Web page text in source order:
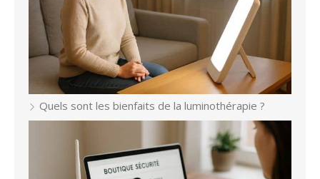
Quels sont les bienfaits de la luminothérapie ?